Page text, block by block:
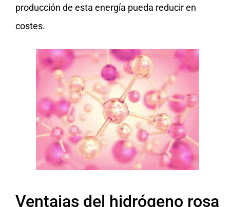
producción de esta energía pueda reducir en
costes.
Ventajas del hidrógeno rosa